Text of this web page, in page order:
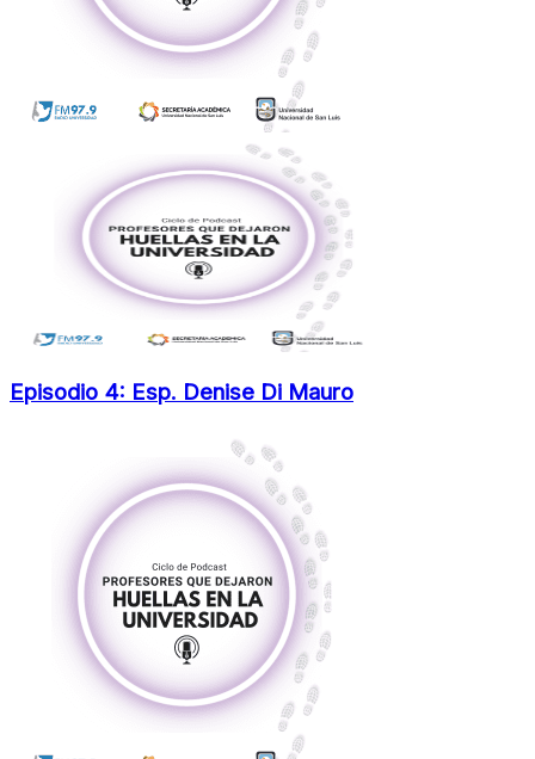
Episodio 4: Esp. Denise Di Mauro